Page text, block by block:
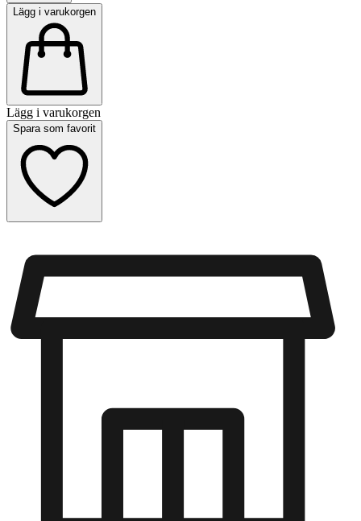
Lägg i varukorgen
Lägg i varukorgen
Spara som favorit